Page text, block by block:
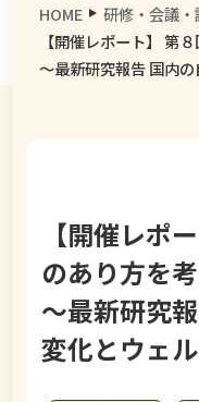
HOME 研修・会議・
【開催レポート】 第
～最新研究報告 国内
【開催レポ
のあり方を
～最新研究
変化とウェ